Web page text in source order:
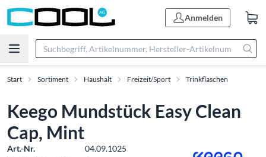
Anmelden
Start Sortiment Haushalt Freizeit/Sport Trinkflaschen
Keego Mundstück Easy Clean
Cap, Mint
Art.-Nr.
04.09.1025